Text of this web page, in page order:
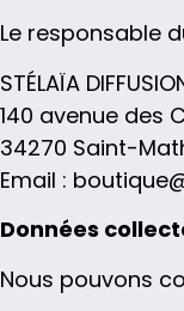
Le responsable
STÉLAÏA
140 avenue des
34270 Saint-
Email :
Données
Nous pouvons